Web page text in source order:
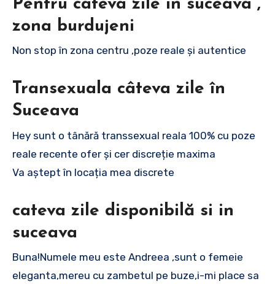
Pentru câteva zile in suceava ,
zona burdujeni
Non stop în zona centru ,poze reale și autentice
Transexuala câteva zile în
Suceava
Hey sunt o tânără transsexual reala 100% cu poze
reale recente ofer și cer discreție maxima
Va aștept în locația mea discrete
cateva zile disponibilă si in
suceava
Buna!Numele meu este Andreea ,sunt o femeie
eleganta,mereu cu zambetul pe buze,i-mi place sa